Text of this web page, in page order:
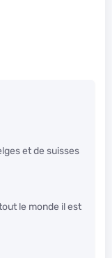
et de suisses
le monde il est